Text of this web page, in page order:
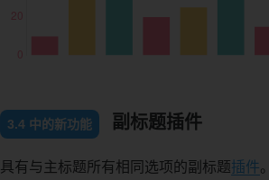
3.4 中的新功能 副标题插件
具有与主标题所有相同选项的副标题插件